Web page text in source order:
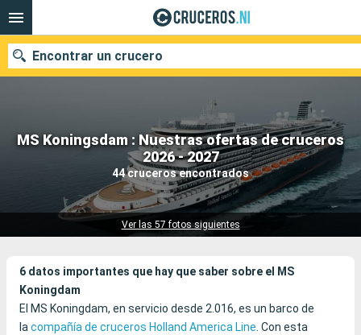
MS Koningsdam : Nuestras ofertas de cruceros
2026 - 2027
44 cruceros encontrados
Ver las 57 fotos siguientes
Encontrar un crucero
Nuestros destinos
Fecha de salida
Puertos Compañías
6 datos importantes que hay que saber sobre el MS
Koningdam
El MS Koningdam, en servicio desde 2.016, es un barco de
lacompañía de cruceros Holland America Line. Con esta